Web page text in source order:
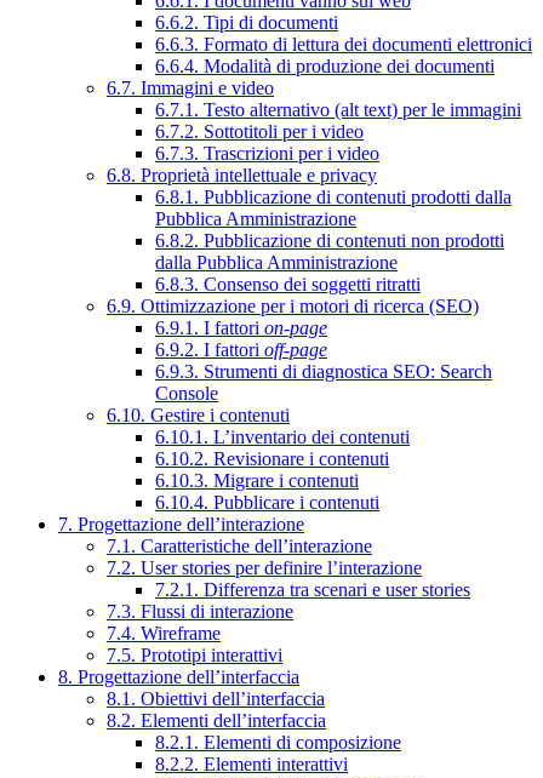
6.6.2. Tipi di documenti
6.6.3. Formato di lettura dei documenti elettronici
6.6.4. Modalità di produzione dei documenti
6.7. Immagini e video
6.7.1. Testo alternativo (alt text) per le immagini
6.7.2. Sottotitoli per i video
6.7.3. Trascrizioni per i video
6.8. Proprietà intellettuale e privacy
6.8.1. Pubblicazione di contenuti prodotti dalla
Pubblica Amministrazione
6.8.2. Pubblicazione di contenuti non prodotti
dalla Pubblica Amministrazione
6.8.3. Consenso dei soggetti ritratti
6.9. Ottimizzazione per i motori di ricerca (SEO)
6.9.1. I fattori on-page
6.9.2. I fattori off-page
6.9.3. Strumenti di diagnostica SEO: Search
Console
6.10. Gestire i contenuti
6.10.1. L’inventario dei contenuti
6.10.2. Revisionare i contenuti
6.10.3. Migrare i contenuti
6.10.4. Pubblicare i contenuti
7. Progettazione dell’interazione
7.1. Caratteristiche dell’interazione
7.2. User stories per definire l’interazione
7.2.1. Differenza tra scenari e user stories
7.3. Flussi di interazione
7.4. Wireframe
7.5. Prototipi interattivi
8. Progettazione dell’interfaccia
8.1. Obiettivi dell’interfaccia
8.2. Elementi dell’interfaccia
8.2.1. Elementi di composizione
8.2.2. Elementi interattivi